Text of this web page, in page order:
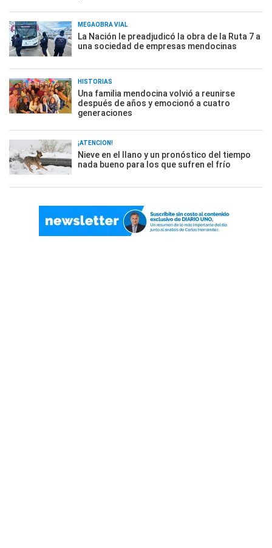
MEGAOBRA VIAL
La Nación le preadjudicó la obra de la Ruta 7 a
una sociedad de empresas mendocinas
HISTORIAS
Una familia mendocina volvió a reunirse
después de años y emocionó a cuatro
generaciones
¡ATENCIÓN!
Nieve en el llano y un pronóstico del tiempo
nada bueno para los que sufren el frío